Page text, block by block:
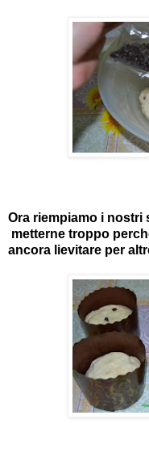
Ora riempiamo i nostri
metterne troppo
ancora lievitare per